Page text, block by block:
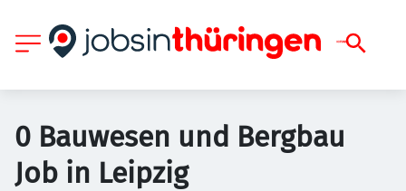
0 Bauwesen und Bergbau
Job in Leipzig